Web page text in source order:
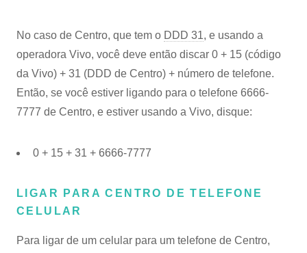
No caso de Centro, que tem o DDD 31, e usando a
operadora Vivo, você deve então discar 0 + 15 (código
da Vivo) + 31 (DDD de Centro) + número de telefone.
Então, se você estiver ligando para o telefone 6666-
7777 de Centro, e estiver usando a Vivo, disque:
0 + 15 + 31 + 6666-7777
LIGAR PARA CENTRO DE TELEFONE
CELULAR
Para ligar de um celular para um telefone de Centro,